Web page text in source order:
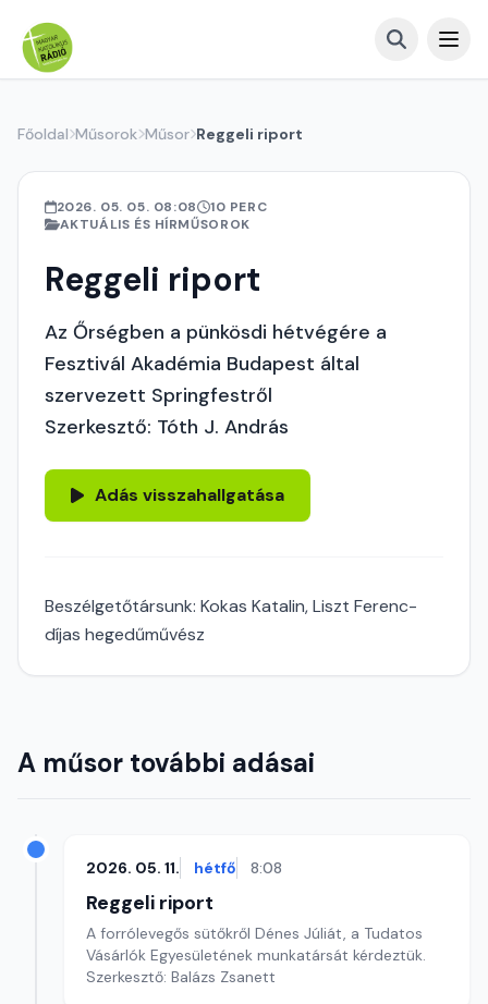
Főoldal Műsorok Műsor Reggeli riport
2026. 05. 05. 08:08
10 PERC
AKTUÁLIS ÉS HÍRMŰSOROK
Reggeli riport
Az Őrségben a pünkösdi hétvégére a
Fesztivál Akadémia Budapest által
szervezett Springfestről
Szerkesztő: Tóth J. András
Adás visszahallgatása
Beszélgetőtársunk: Kokas Katalin, Liszt Ferenc-
díjas hegedűművész
A műsor további adásai
2026. 05. 11. hétfő 8:08
Reggeli riport
A forrólevegős sütőkről Dénes Júliát, a Tudatos
Vásárlók Egyesületének munkatársát kérdeztük.
Szerkesztő: Balázs Zsanett